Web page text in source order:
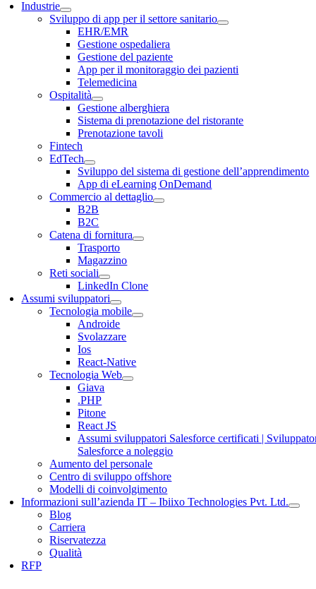
Industrie
Sviluppo di app per il settore sanitario
EHR/EMR
Gestione ospedaliera
Gestione del paziente
App per il monitoraggio dei pazienti
Telemedicina
Ospitalità
Gestione alberghiera
Sistema di prenotazione del ristorante
Prenotazione tavoli
Fintech
EdTech
Sviluppo del sistema di gestione dell’apprendimento
App di eLearning OnDemand
Commercio al dettaglio
B2B
B2C
Catena di fornitura
Trasporto
Magazzino
Reti sociali
LinkedIn Clone
Assumi sviluppatori
Tecnologia mobile
Androide
Svolazzare
Ios
React-Native
Tecnologia Web
Giava
.PHP
Pitone
React JS
Assumi sviluppatori Salesforce certificati |
Salesforce a noleggio
Aumento del personale
Centro di sviluppo offshore
Modelli di coinvolgimento
Informazioni sull’azienda IT – Ibiixo Technologies Pvt. Ltd.
Blog
Carriera
Riservatezza
Qualità
RFP